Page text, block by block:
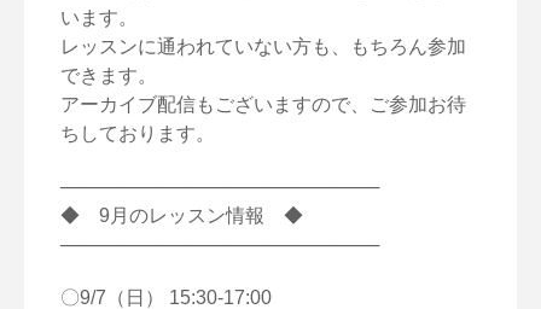
います。
レッスンに通われていない方も、もちろん参加
できます。
アーカイブ配信もございますので、ご参加お待
ちしております。
────────────────────────
◆ 9月のレッスン情報 ◆
────────────────────────
〇9/7（日） 15:30-17:00